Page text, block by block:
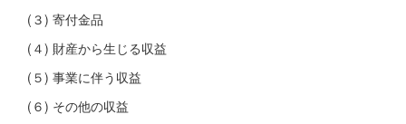
(３) 寄付金品
(４) 財産から生じる収益
(５) 事業に伴う収益
(６) その他の収益